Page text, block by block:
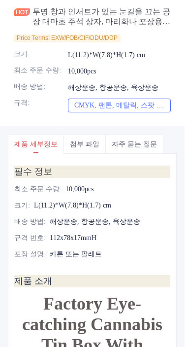
투명 창과 인서트가 있는 눈길을 끄는 공
장 대마초 주석 상자, 마리화나 포장용
Price Terms: EXW/FOB/CIF/DDU/DDP
크기 : L(11.2)*W(7.8)*H(1.7) cm
최소 주문 수량: 10,000pcs
배송 방법 : 해상운송, 항공운송, 육상운송
규격 : CMYK, 팬톤, 메탈릭, 스팟 컬러 등
제품 세부정보 첨부 파일 자주 묻는 질문
필수 정보
최소 주문 수량: 10,000pcs
크기 : L(11.2)*W(7.8)*H(1.7) cm
배송 방법 : 해상운송, 항공운송, 육상운송
규격 번호: 112x78x17mmH
포장 설명 : 카톤 또는 팔레트
제품 소개
Factory Eye-
catching Cannabis